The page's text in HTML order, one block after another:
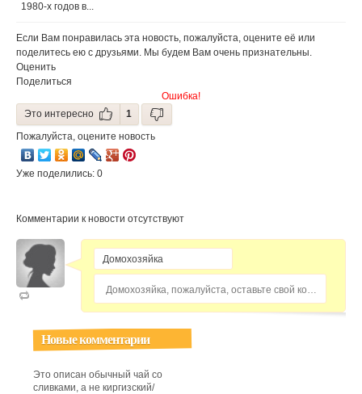
1980-х годов в...
Если Вам понравилась эта новость, пожалуйста, оцените её или
поделитесь ею с друзьями. Мы будем Вам очень признательны.
Оценить
Поделиться
Ошибка!
Это интересно
1
Пожалуйста, оцените новость
Уже поделились: 0
Комментарии к новости отсутствуют
Домохозяйка, пожалуйста, оставьте свой комментарий...
Новые комментарии
Это описан обычный чай со
сливками, а не киргизский/